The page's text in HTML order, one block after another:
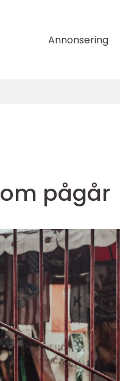
Annonsering
pågår